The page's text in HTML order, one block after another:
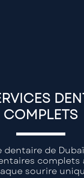
COMPLETS
dentaire de
complets
sourire